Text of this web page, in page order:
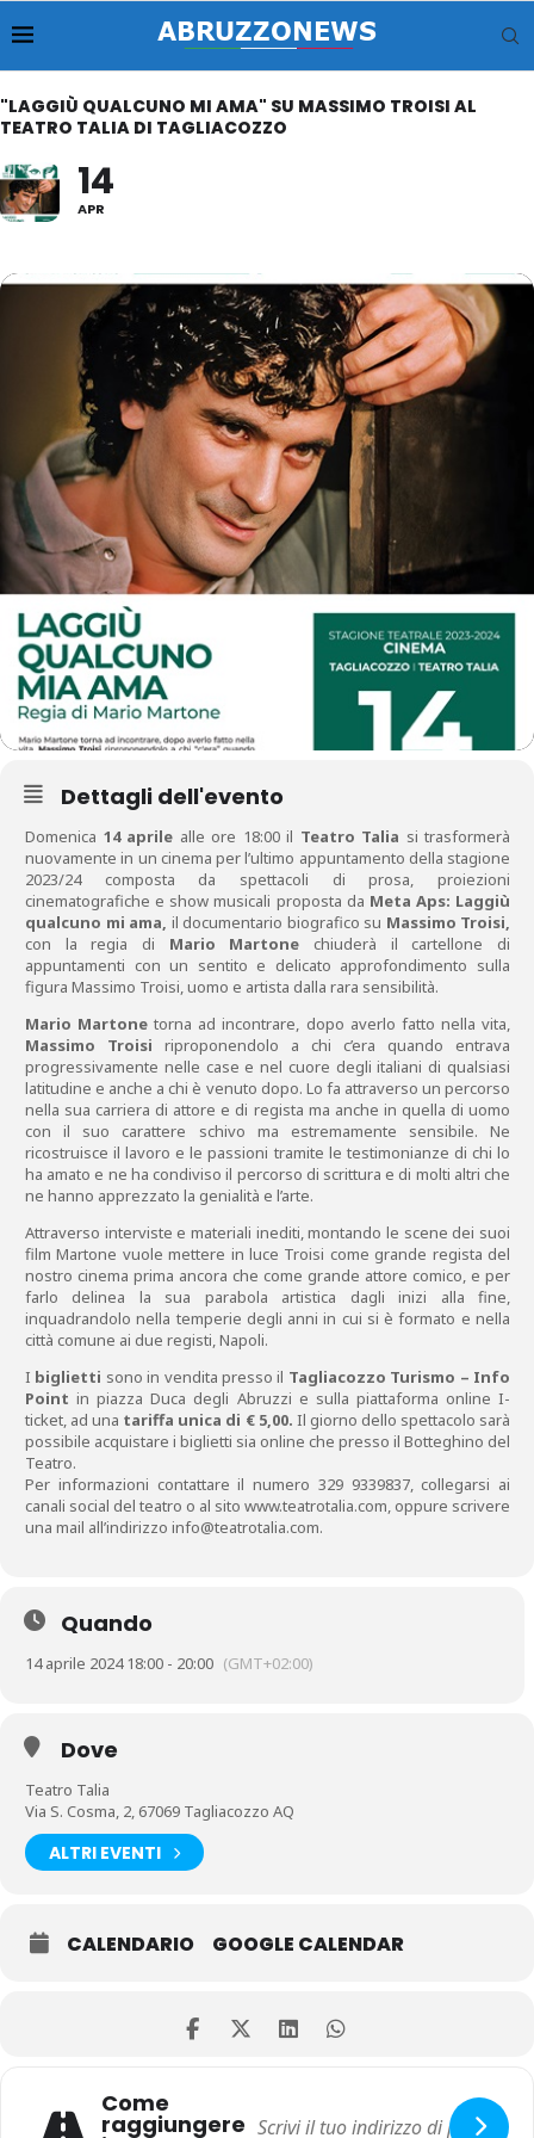
"LAGGIÙ QUALCUNO MI AMA" SU MASSIMO TROISI AL
TEATRO TALIA DI TAGLIACOZZO
14
APR
Dettagli dell'evento
Domenica 14 aprile alle ore 18:00 il Teatro Talia si trasformerà
nuovamente in un cinema per l’ultimo appuntamento della stagione
2023/24 composta da spettacoli di prosa, proiezioni
cinematografiche e show musicali proposta da Meta Aps: Laggiù
qualcuno mi ama, il documentario biografico su Massimo Troisi,
con la regia di Mario Martone chiuderà il cartellone di
appuntamenti con un sentito e delicato approfondimento sulla
figura Massimo Troisi, uomo e artista dalla rara sensibilità.
Mario Martone torna ad incontrare, dopo averlo fatto nella vita,
Massimo Troisi riproponendolo a chi c’era quando entrava
progressivamente nelle case e nel cuore degli italiani di qualsiasi
latitudine e anche a chi è venuto dopo. Lo fa attraverso un percorso
nella sua carriera di attore e di regista ma anche in quella di uomo
con il suo carattere schivo ma estremamente sensibile. Ne
ricostruisce il lavoro e le passioni tramite le testimonianze di chi lo
ha amato e ne ha condiviso il percorso di scrittura e di molti altri che
ne hanno apprezzato la genialità e l’arte.
Attraverso interviste e materiali inediti, montando le scene dei suoi
film Martone vuole mettere in luce Troisi come grande regista del
nostro cinema prima ancora che come grande attore comico, e per
farlo delinea la sua parabola artistica dagli inizi alla fine,
inquadrandolo nella temperie degli anni in cui si è formato e nella
città comune ai due registi, Napoli.
I biglietti sono in vendita presso il Tagliacozzo Turismo – Info
Point in piazza Duca degli Abruzzi e sulla piattaforma online I-
ticket, ad una tariffa unica di € 5,00. Il giorno dello spettacolo sarà
possibile acquistare i biglietti sia online che presso il Botteghino del
Teatro.
Per informazioni contattare il numero 329 9339837, collegarsi ai
canali social del teatro o al sito www.teatrotalia.com, oppure scrivere
una mail all’indirizzo info@teatrotalia.com.
Quando
14 aprile 2024 18:00 - 20:00 (GMT+02:00)
Dove
Teatro Talia
Via S. Cosma, 2, 67069 Tagliacozzo AQ
ALTRI EVENTI
CALENDARIO GOOGLE CALENDAR
Come
raggiungere